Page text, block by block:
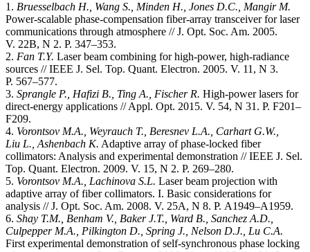
1. Bruesselbach H., Wang S., Minden H., Jones D.C., Mangir M.
Power-scalable phase-compensation fiber-array transceiver for laser
communications through atmosphere // J. Opt. Soc. Am. 2005.
V. 22B, N 2. P. 347–353.
2. Fan T.Y. Laser beam combining for high-power, high-radiance
sources // IEEE J. Sel. Top. Quant. Electron. 2005. V. 11, N 3.
P. 567–577.
3. Sprangle P., Hafizi B., Ting A., Fischer R. High-power lasers for
direct-energy applications // Appl. Opt. 2015. V. 54, N 31. P. F201–
F209.
4. Vorontsov M.A., Weyrauch T., Beresnev L.A., Carhart G.W.,
Liu L., Ashenbach K. Adaptive array of phase-locked fiber
collimators: Analysis and experimental demonstration // IEEE J. Sel.
Top. Quant. Electron. 2009. V. 15, N 2. P. 269–280.
5. Vorontsov M.A., Lachinova S.L. Laser beam projection with
adaptive array of fiber collimators. I. Basic considerations for
analysis // J. Opt. Soc. Am. 2008. V. 25A, N 8. P. A1949–A1959.
6. Shay T.M., Benham V., Baker J.T., Ward B., Sanchez A.D.,
Culpepper M.A., Pilkington D., Spring J., Nelson D.J., Lu C.A.
First experimental demonstration of self-synchronous phase locking